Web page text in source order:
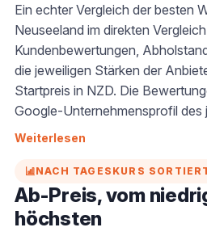
Ein echter Vergleich der besten
Neuseeland im direkten
Kundenbewertungen,
die jeweiligen Stärken der
Startpreis in NZD. Die
Google-Unternehmensprofil des
(GO Rentals New Zealand wird
Note „Ausgezeichnet“ hat).
Informationen, um
miteinander zu vergleichen,
Weiterlesen
NACH TAGESKURS
Ab-Preis, vom
höchsten